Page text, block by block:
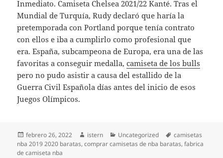
Inmediato. Camiseta Chelsea 2021/22 Kanté. Tras el
Mundial de Turquía, Rudy declaró que haría la
pretemporada con Portland porque tenía contrato
con ellos e iba a cumplirlo como profesional que
era. España, subcampeona de Europa, era una de las
favoritas a conseguir medalla,camiseta de los bulls
pero no pudo asistir a causa del estallido de la
Guerra Civil Española días antes del inicio de esos
Juegos Olímpicos.
Publicado
el
febrero 26, 2022 Autor
istern Categorías
Uncategorized Etiquetas
camisetas
nba 2019 2020 baratas,comprar camisetas de nba baratas,fabrica
de camiseta nba